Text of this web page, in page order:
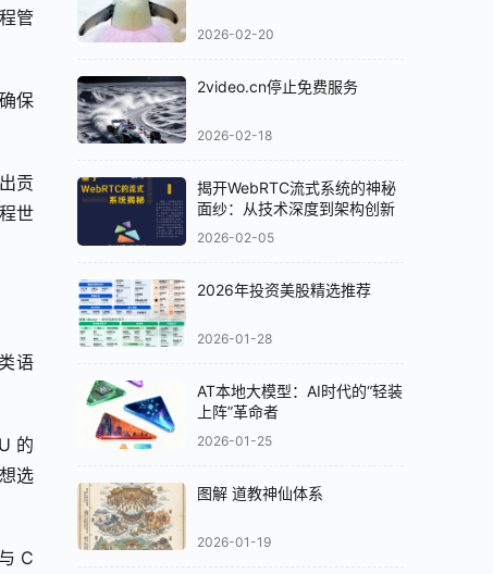
管
保
贡
世
语
的
选
C
2026-02-20
2video.cn停止免费服务
2026-02-18
揭开WebRTC流式系统的神秘
面纱：从技术深度到架构创新
2026-02-05
2026年投资美股精选推荐
2026-01-28
AT本地大模型：AI时代的“轻装
上阵”革命者
2026-01-25
图解 道教神仙体系
2026-01-19